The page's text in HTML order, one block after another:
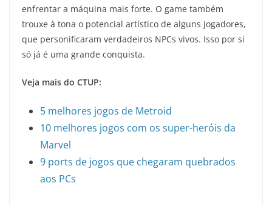
enfrentar a máquina mais forte. O game também
trouxe à tona o potencial artístico de alguns jogadores,
que personificaram verdadeiros NPCs vivos. Isso por si
só já é uma grande conquista.
Veja mais do CTUP:
5 melhores jogos de Metroid
10 melhores jogos com os super-heróis da
Marvel
9 ports de jogos que chegaram quebrados
aos PCs